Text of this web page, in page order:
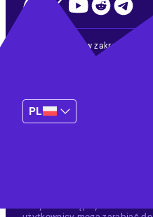
Nasi partnerzy w zakresie
PL